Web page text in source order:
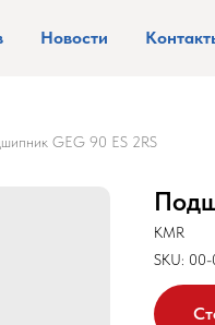
Новости
GEG 90 ES 2RS
KMR
SKU: 00-